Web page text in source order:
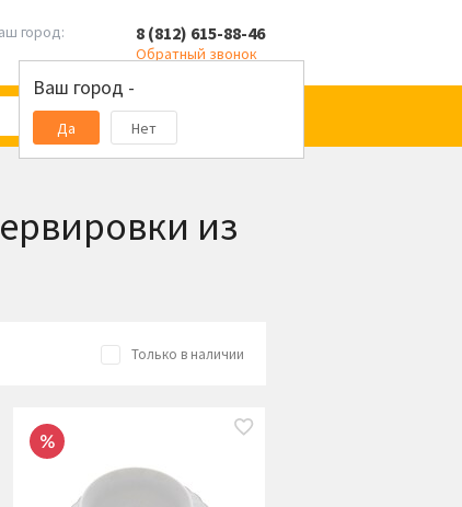
город:
Ваш город -
Да Нет
8 (812) 615-88-46
Обратный звонок
из
Только в наличии